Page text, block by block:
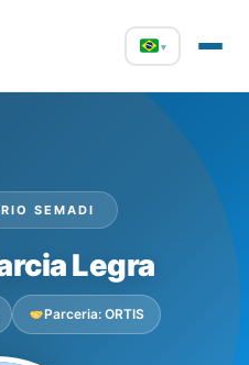
▾
SEMADI
Legra
Parceria: ORTIS